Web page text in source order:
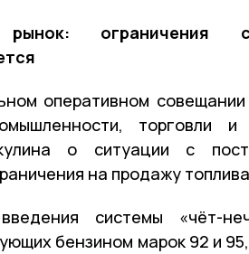
рынок: ограничения
оперативном
торговли и
о ситуации с
на продажу
системы «чёт-
бензином марок 92 и